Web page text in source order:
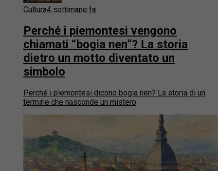
Cultura4 settimane fa
Perché i piemontesi vengono
chiamati “bogia nen”? La storia
dietro un motto diventato un
simbolo
Perché i piemontesi dicono bogia nen? La storia di un
termine che nasconde un mistero